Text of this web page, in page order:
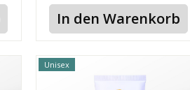
In den Warenkorb
Unisex